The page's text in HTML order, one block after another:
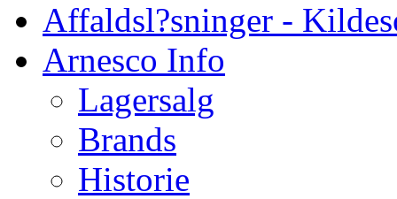
Affaldsl?sninger -
Arnesco Info
Lagersalg
Brands
Historie